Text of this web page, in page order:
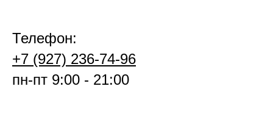
Телефон:
+7 (927) 236-74-96
пн-пт 9:00 - 21:00